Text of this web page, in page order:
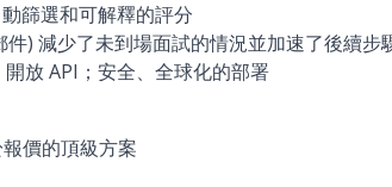
篩選和可解釋的評分
) 減少了未到場面試的情況並加速了後續步
放 API；安全、全球化的部署
價的頂級方案